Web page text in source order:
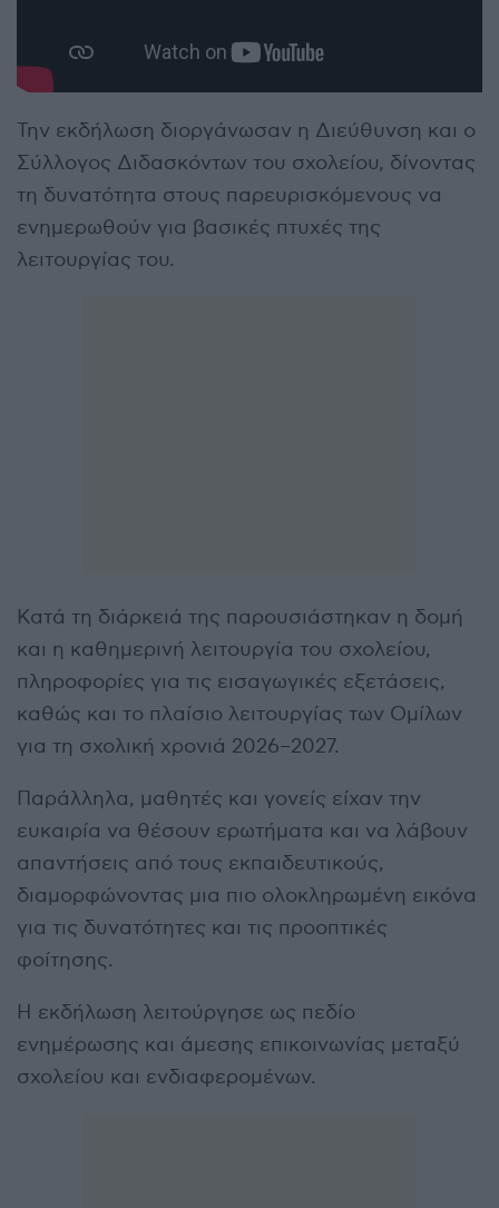
Την εκδήλωση διοργάνωσαν η Διεύθυνση και ο
Σύλλογος Διδασκόντων του σχολείου, δίνοντας
τη δυνατότητα στους παρευρισκόμενους να
ενημερωθούν για βασικές πτυχές της
λειτουργίας του.
Κατά τη διάρκειά της παρουσιάστηκαν η δομή
και η καθημερινή λειτουργία του σχολείου,
πληροφορίες για τις εισαγωγικές εξετάσεις,
καθώς και το πλαίσιο λειτουργίας των Ομίλων
για τη σχολική χρονιά 2026–2027.
Παράλληλα, μαθητές και γονείς είχαν την
ευκαιρία να θέσουν ερωτήματα και να λάβουν
απαντήσεις από τους εκπαιδευτικούς,
διαμορφώνοντας μια πιο ολοκληρωμένη εικόνα
για τις δυνατότητες και τις προοπτικές
φοίτησης.
Η εκδήλωση λειτούργησε ως πεδίο
ενημέρωσης και άμεσης επικοινωνίας μεταξύ
σχολείου και ενδιαφερομένων.